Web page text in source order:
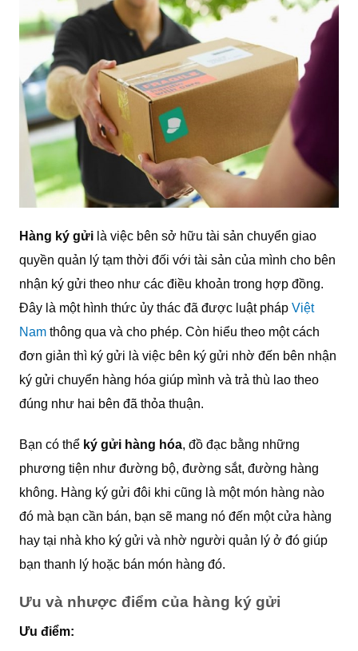
Hàng ký gửi là việc bên sở hữu tài sản chuyển giao
quyền quản lý tạm thời đối với tài sản của mình cho bên
nhận ký gửi theo như các điều khoản trong hợp đồng.
Đây là một hình thức ủy thác đã được luật pháp Việt
Nam thông qua và cho phép. Còn hiểu theo một cách
đơn giản thì ký gửi là việc bên ký gửi nhờ đến bên nhận
ký gửi chuyển hàng hóa giúp mình và trả thù lao theo
đúng như hai bên đã thỏa thuận.
Bạn có thể ký gửi hàng hóa, đồ đạc bằng những
phương tiện như đường bộ, đường sắt, đường hàng
không. Hàng ký gửi đôi khi cũng là một món hàng nào
đó mà bạn cần bán, bạn sẽ mang nó đến một cửa hàng
hay tại nhà kho ký gửi và nhờ người quản lý ở đó giúp
bạn thanh lý hoặc bán món hàng đó.
Ưu và nhược điểm của hàng ký gửi
Ưu điểm: